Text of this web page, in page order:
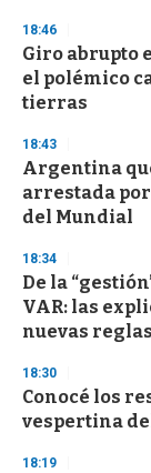
18:46
Giro abrupto
el polémico
tierras
18:43
Argentina
arrestada por
del Mundial
18:34
De la
VAR: las
nuevas reglas
18:30
Conocé los
vespertina
18:19